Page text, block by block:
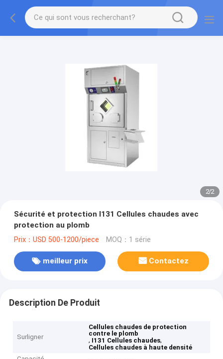
2/2
Sécurité et protection I131 Cellules chaudes avec
protection au plomb
Prix：USD 500-1200/piece MOQ：1 série
meilleur prix Contactez
Description De Produit
Surligner
Cellules chaudes de protection
contre le plomb
, I131 Cellules chaudes,
Cellules chaudes à haute densité